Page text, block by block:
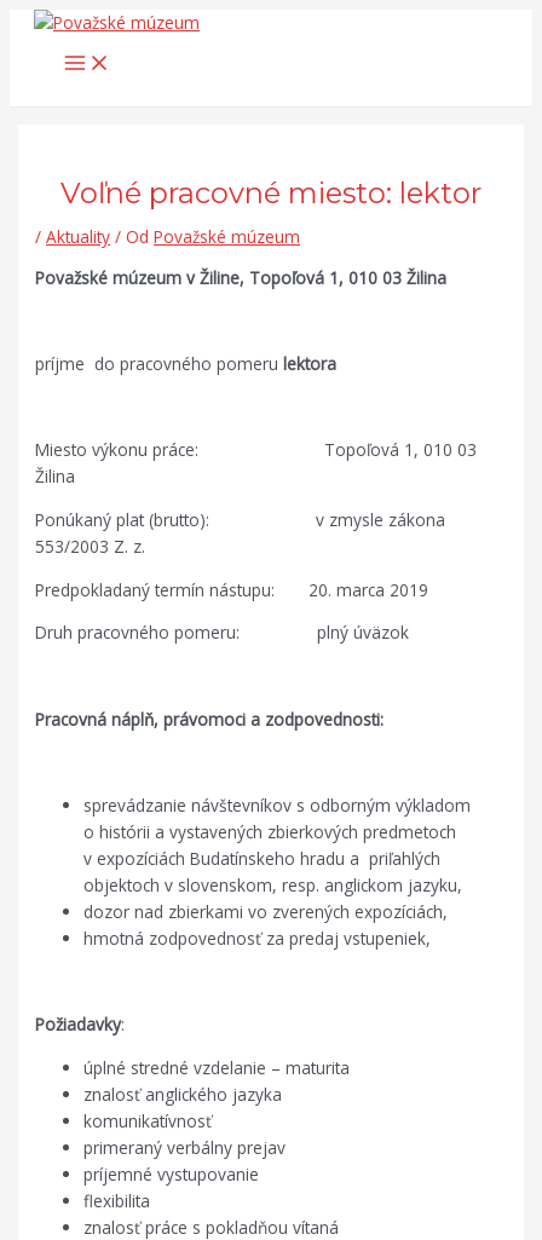
Preskočiť Main
Menu
Voľné pracovné miesto: lektor
/Aktuality / Od Považské múzeum
Považské múzeum v Žiline, Topoľová 1, 010 03 Žilina
príjme do pracovného pomerulektora
Miesto výkonu práce: Topoľová 1, 010 03
Žilina
Ponúkaný plat (brutto): v zmysle zákona
553/2003 Z. z.
Predpokladaný termín nástupu: 20. marca 2019
Druh pracovného pomeru: plný úväzok
Pracovná náplň, právomoci a zodpovednosti:
sprevádzanie návštevníkov s odborným výkladom
o histórii a vystavených zbierkových predmetoch
v expozíciách Budatínskeho hradu a priľahlých
objektoch v slovenskom, resp. anglickom jazyku,
dozor nad zbierkami vo zverených expozíciách,
hmotná zodpovednosť za predaj vstupeniek,
Požiadavky:
úplné stredné vzdelanie – maturita
znalosť anglického jazyka
komunikatívnosť
primeraný verbálny prejav
príjemné vystupovanie
flexibilita
znalosť práce s pokladňou vítaná
Post
navigation
Search...